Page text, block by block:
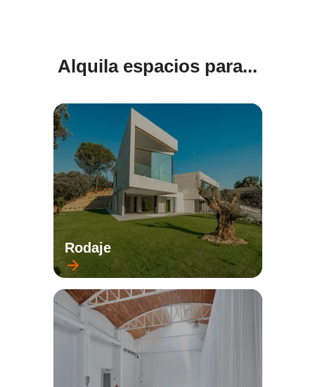
Alquila espacios para...
Rodaje